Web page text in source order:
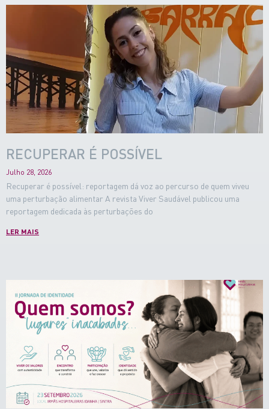
RECUPERAR É POSSÍVEL
Julho 28, 2026
Recuperar é possível: reportagem dá voz ao percurso de quem viveu
uma perturbação alimentar A revista Viver Saudável publicou uma
reportagem dedicada às perturbações do
LER MAIS